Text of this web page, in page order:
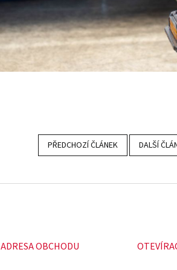
PŘEDCHOZÍ ČLÁNEK DALŠÍ
ADRESA OBCHODU